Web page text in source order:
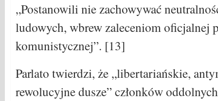
„Postanowili nie zachowywać
ludowych, wbrew zaleceniom oficjalnej
komunistycznej”. [13]
Parlato twierdzi, że „libertariańskie,
rewolucyjne dusze” członków